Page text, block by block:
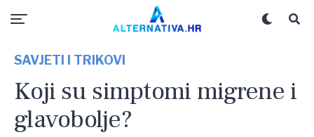
SAVJETI I TRIKOVI
Koji su simptomi migrene i
glavobolje?